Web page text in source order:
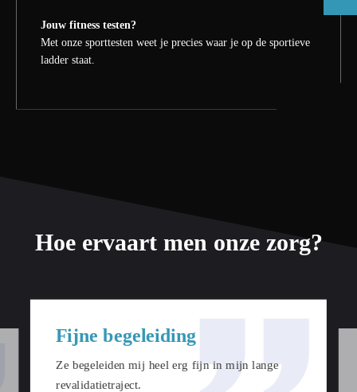
Jouw fitness testen?
Met onze sporttesten weet je precies waar je op de sportieve
ladder staat.
Hoe ervaart men onze zorg?
Fijne begeleiding
Ze begeleiden mij heel erg fijn in mijn lange
revalidatietraject.